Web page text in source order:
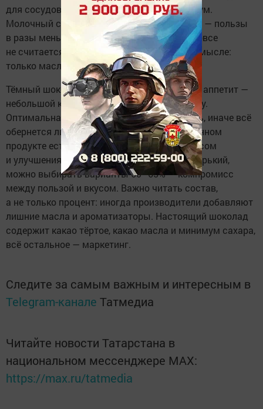
для сосудов и настроения, а сахара минимум.
Молочный содержит гораздо меньше какао — пользы
в разы меньше, зато вкус мягче. Белый и вовсе
не считается шоколадом в классическом смысле:
только масло и сахар.
Тёмный шоколад помогает контролировать аппетит —
небольшой кусочек снижает тягу к сладкому.
Оптимальная порция 20–30 граммов в день, иначе всё
обернется лишними калориями. В качественном
продукте есть магний для борьбы со стрессом
и улучшения сна. Если шоколад слишком горький,
можно выбирать варианты 60–65% — компромисс
между пользой и вкусом. Важно читать состав,
а не только процент: иногда производители добавляют
лишние масла и ароматизаторы. Настоящий шоколад
содержит какао тёртое, какао масла и минимум сахара,
всё остальное — маркетинг.
Следите за самым важным и интересным в
Telegram-канале Татмедиа
Читайте новости Татарстана в
национальном мессенджере MАХ:
https://max.ru/tatmedia